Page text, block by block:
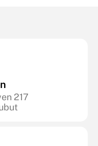
217